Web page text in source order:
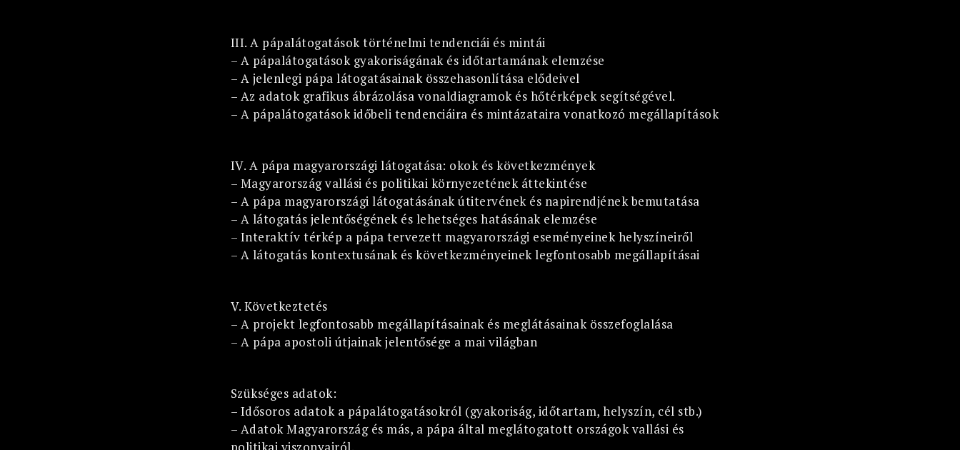
III. A pápalátogatások történelmi tendenciái és mintái
– A pápalátogatások gyakoriságának és időtartamának elemzése
– A jelenlegi pápa látogatásainak összehasonlítása elődeivel
– Az adatok grafikus ábrázolása vonaldiagramok és hőtérképek segítségével.
– A pápalátogatások időbeli tendenciáira és mintázataira vonatkozó megállapítások
IV. A pápa magyarországi látogatása: okok és következmények
– Magyarország vallási és politikai környezetének áttekintése
– A pápa magyarországi látogatásának útitervének és napirendjének bemutatása
– A látogatás jelentőségének és lehetséges hatásának elemzése
– Interaktív térkép a pápa tervezett magyarországi eseményeinek helyszíneiről
– A látogatás kontextusának és következményeinek legfontosabb megállapításai
V. Következtetés
– A projekt legfontosabb megállapításainak és meglátásainak összefoglalása
– A pápa apostoli útjainak jelentősége a mai világban
Szükséges adatok:
– Idősoros adatok a pápalátogatásokról (gyakoriság, időtartam, helyszín, cél stb.)
– Adatok Magyarország és más, a pápa által meglátogatott országok vallási és
politikai viszonyairól.